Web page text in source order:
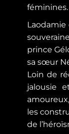
féminines.
prince
sa sœur
Loin de
jalousie
les
de